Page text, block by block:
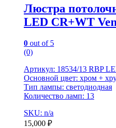
Люстра
LED CR+WT
0 out of 5
(0)
Артикул: 18534/13 RBP
Основной цвет: хром +
Тип лампы: светодиодная
Количество ламп: 13
SKU: n/a
15,000 ₽